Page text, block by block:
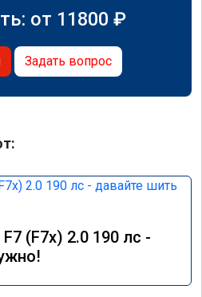
от 11800 ₽
Задать вопрос
(F7x) 2.0 190 лс -